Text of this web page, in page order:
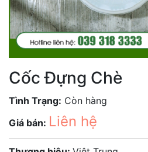
Cốc Đựng Chè
Tình Trạng: Còn hàng
Giá bán: Liên hệ